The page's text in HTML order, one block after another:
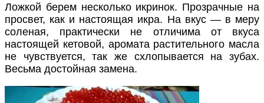
Ложкой берем несколько икринок. Прозрачные на
просвет, как и настоящая икра. На вкус — в меру
соленая, практически не отличима от вкуса
настоящей кетовой, аромата растительного масла
не чувствуется, так же схлопывается на зубах.
Весьма достойная замена.